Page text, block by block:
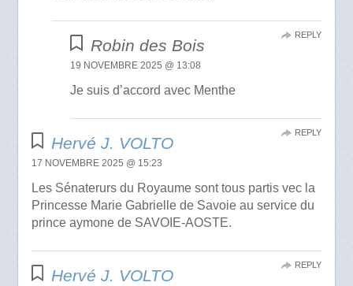
Robin des Bois
19 NOVEMBRE 2025 @ 13:08
Je suis d’accord avec Menthe
REPLY
Hervé J. VOLTO
17 NOVEMBRE 2025 @ 15:23
Les Sénaterurs du Royaume sont tous partis vec la
Princesse Marie Gabrielle de Savoie au service du
prince aymone de SAVOIE-AOSTE.
REPLY
Hervé J. VOLTO
REPLY